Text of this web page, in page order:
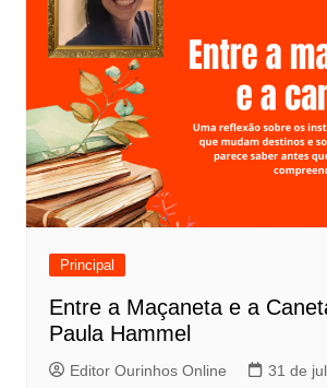
Principal
Entre a Maçaneta e a
Paula Hammel
Editor Ourinhos Online 31 de